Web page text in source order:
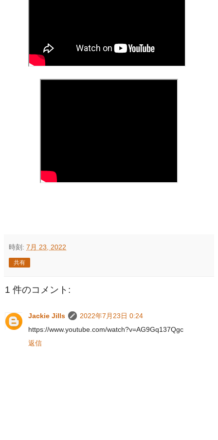
時刻: 7月 23, 2022
共有
1 件のコメント:
Jackie Jills
2022年7月23日 0:24
https://www.youtube.com/watch?v=AG9Gq137Qgc
返信